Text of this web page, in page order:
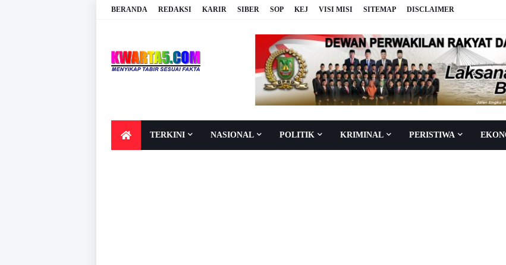
BERANDA REDAKSI KARIR SIBER SOP KEJ VISI MISI SITEMAP DISCLAIMER
TERKINI NASIONAL POLITIK KRIMINAL PERISTIWA